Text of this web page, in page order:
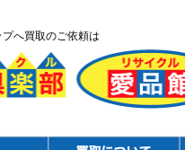
へ買取のご依頼は